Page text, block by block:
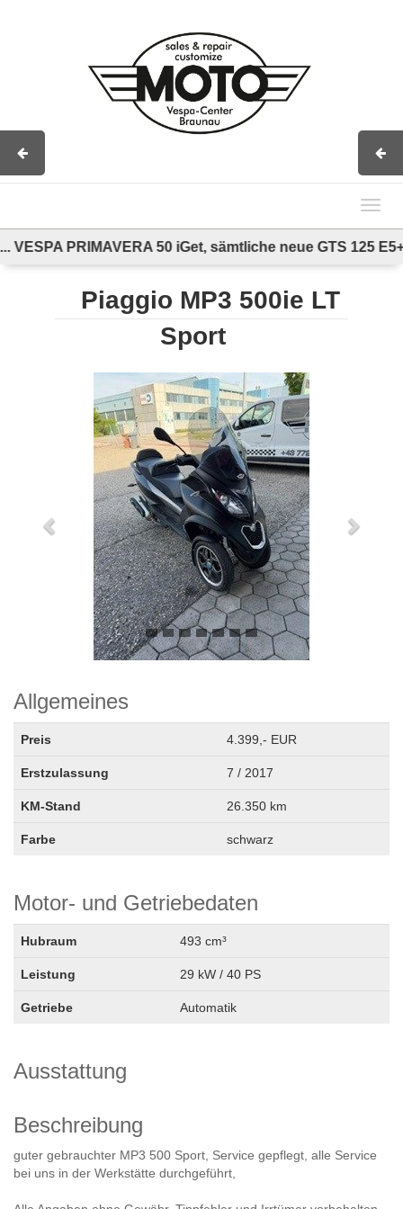
PRIMAVERA 50 iGet, sämtliche neue
Piaggio MP3 500ie LT
Sport
Allgemeines
Preis 4.399,- EUR
Erstzulassung 7 / 2017
KM-Stand 26.350 km
Farbe schwarz
Motor- und Getriebedaten
Hubraum 493 cm³
Leistung 29 kW / 40 PS
Getriebe Automatik
Ausstattung
Beschreibung
guter gebrauchter MP3 500 Sport, Service gepflegt, alle Service
bei uns in der Werkstätte durchgeführt,